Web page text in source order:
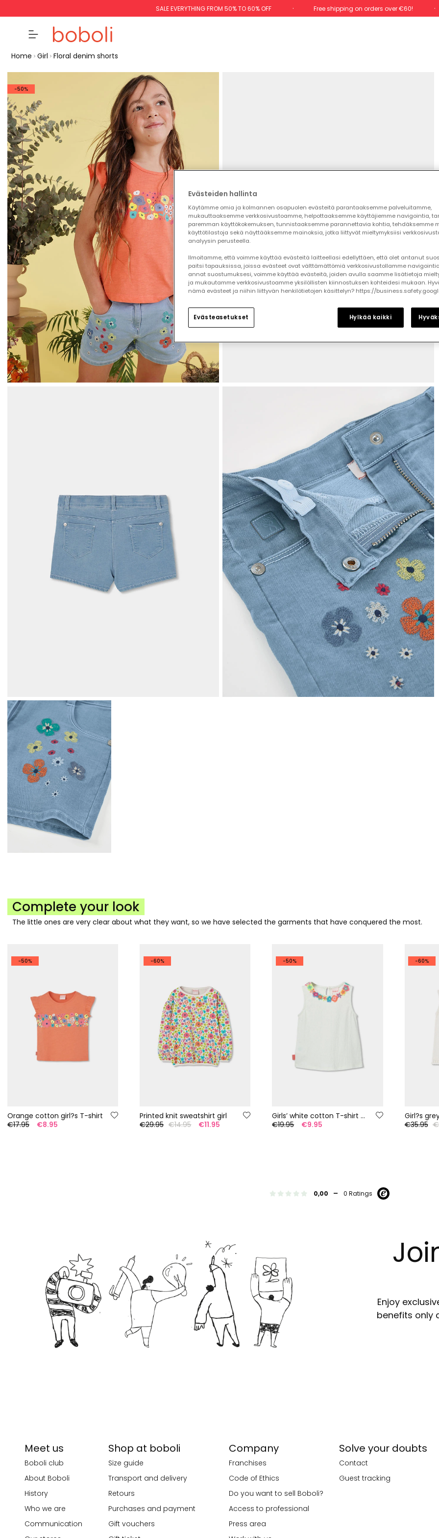
SALE EVERYTHING FROM 50% TO 60% OFF Free shipping on orders over €60!
Home Girl Floral denim shorts
-50%
Complete your look
The little ones are very clear about what they want, so we have selected the garments that have conquered the most.
-50%
Orange cotton girl?s T-shirt
€17.95
€8.95
-60%
Printed knit sweatshirt girl
€29.95 €14.95 €11.95
-50%
Girls’ white cotton T-shirt with flowers
€19.95
€9.95
-60%
Girl?s
€35.95
0,00 - 0 Ratings
Enjoy
benefits only
Meet us
Boboli club
About Boboli
History
Who we are
Communication
Shop at boboli
Size guide
Transport and delivery
Retours
Purchases and payment
Gift vouchers
Company
Franchises
Code of Ethics
Do you want to sell Boboli?
Access to professional
Press area
Solve your doubts
Contact
Guest tracking
Evästeiden hallinta
Käytämme omia ja kolmannen osapuolen evästeitä parantaaksemme palveluitamme,
mukauttaaksemme verkkosivustoamme, helpottaaksemme käyttäjiemme navigointia,
paremman käyttökokemuksen, tunnistaaksemme parannettavia kohtia, tehdäksemme
käyttötilastoja sekä näyttääksemme mainoksia, jotka liittyvät mieltymyksiisi
analyysin perusteella.
Ilmoitamme, että voimme käyttää evästeitä laitteellasi edellyttäen, että olet antanut
paitsi tapauksissa, joissa evästeet ovat välttämättömiä verkkosivustollamme
annat suostumuksesi, voimme käyttää evästeitä, joiden avulla saamme lisätietoja
ja mukautamme verkkosivustoamme yksilöllisten kiinnostuksen kohteidesi mukaan.
nämä evästeet ja niihin liittyvän henkilötietojen käsittelyn? https://
Evästeasetukset Hylkää kaikki